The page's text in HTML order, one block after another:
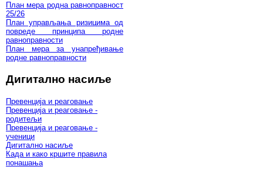
План мера родна равноправност
25/26
План управљања ризицима од
повреде принципа родне
равноправности
План мера за унапређивање
родне равноправности
Дигитално насиље
Превенција и реаговање
Превенција и реаговање -
родитељи
Превенција и реаговање -
ученици
Дигитално насиље
Када и како кршите правила
понашања